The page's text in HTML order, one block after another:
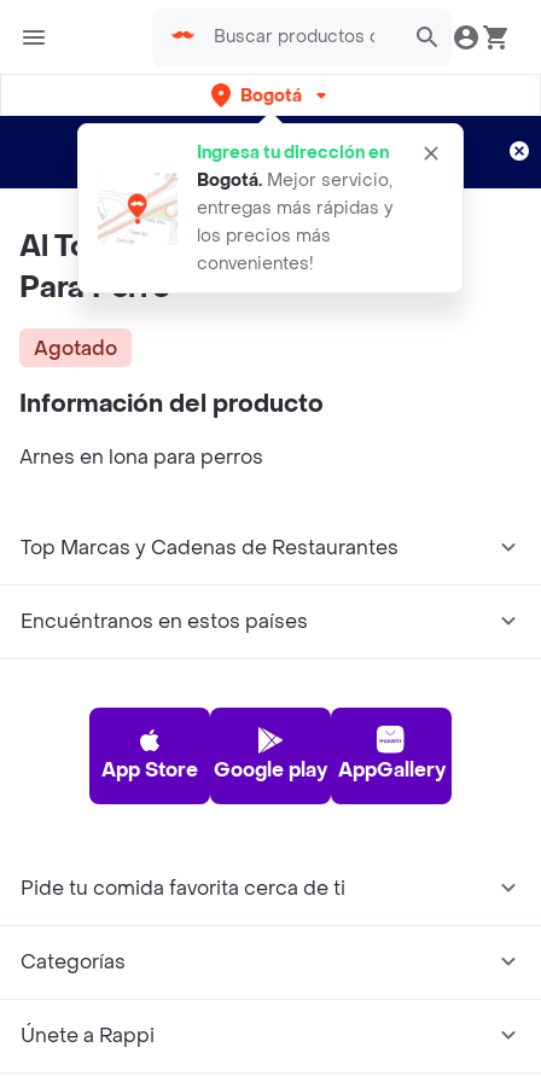
Bogotá
Ingresa tu dirección en
Bogotá. Mejor servicio,
entregas más rápidas y
los precios más
convenientes!
envíos gratis por semanas
Aplican TyC
Al Torno Arnes En Lona Talla M
Para Perro
Agotado
Información del producto
Arnes en lona para perros
Top Marcas y Cadenas de Restaurantes
Encuéntranos en estos países
App Store Google play AppGallery
Pide tu comida favorita cerca de ti
Categorías
Únete a Rappi